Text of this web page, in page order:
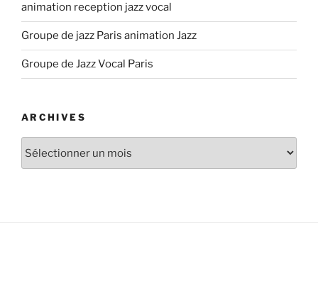
animation reception jazz vocal
Groupe de jazz Paris animation Jazz
Groupe de Jazz Vocal Paris
ARCHIVES